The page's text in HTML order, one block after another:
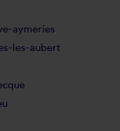
aymeries
les-aubert